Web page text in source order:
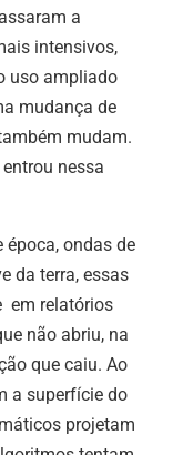
a
intensivos,
uso ampliado
mudança de
mudam.
nessa
ondas de
da terra, essas
em relatórios
não abriu, na
que caiu. Ao
a superfície do
projetam